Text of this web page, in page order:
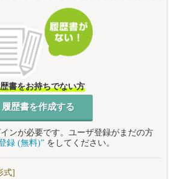
書をお持ちでない方
履歴書を作成する
ンが必要です。ユーザ登録がまだの方
録 (無料)” をしてください。
式]